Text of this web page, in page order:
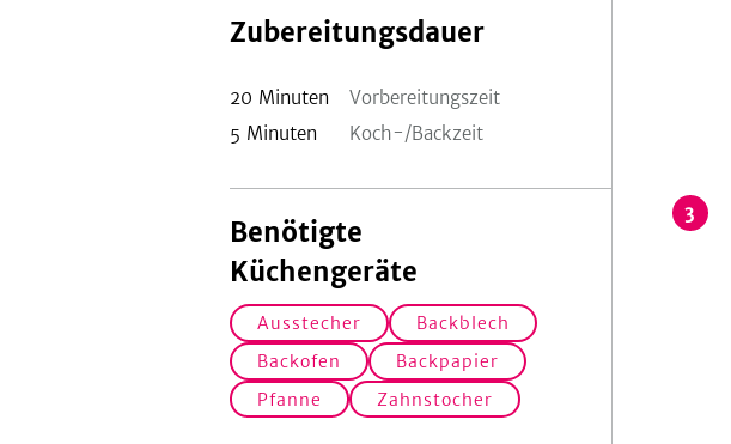
Zubereitungsdauer
20 Minuten
Vorbereitungszeit
5 Minuten Koch-/Backzeit
Benötigte
Küchengeräte
Ausstecher
Backblech
Backofen
Backpapier
Pfanne
Zahnstocher
3